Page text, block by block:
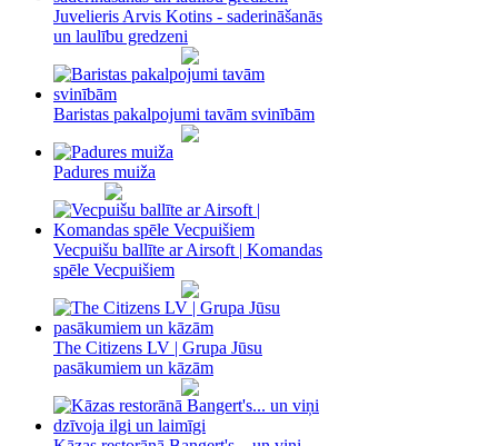
Juvelieris Arvis Kotins - saderināšanās
un laulību gredzeni
Baristas pakalpojumi tavām svinībām
Padures muiža
Vecpuišu ballīte ar Airsoft | Komandas
spēle Vecpuišiem
The Citizens LV | Grupa Jūsu
pasākumiem un kāzām